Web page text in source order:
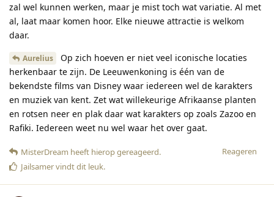
zal wel kunnen werken, maar je mist toch wat variatie. Al met
al, laat maar komen hoor. Elke nieuwe attractie is welkom
daar.
Aurelius
Op zich hoeven er niet veel iconische locaties
herkenbaar te zijn. De Leeuwenkoning is één van de
bekendste films van Disney waar iedereen wel de karakters
en muziek van kent. Zet wat willekeurige Afrikaanse planten
en rotsen neer en plak daar wat karakters op zoals Zazoo en
Rafiki. Iedereen weet nu wel waar het over gaat.
Reageren
MisterDream heeft hierop gereageerd.
Jailsamervindt dit leuk.